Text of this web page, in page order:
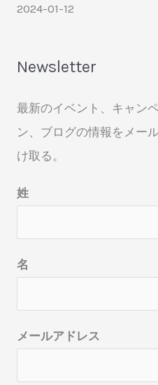
2024-01-12
Newsletter
最新のイベント、キャン
ン、ブログの情報をメー
け取る。
姓
名
メールアドレス